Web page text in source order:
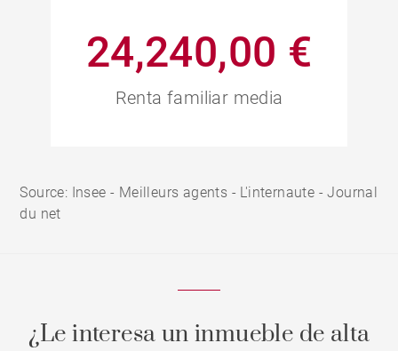
24,240,00 €
Renta familiar media
Source: Insee - Meilleurs agents - L'internaute - Journal
du net
¿Le interesa un inmueble de alta